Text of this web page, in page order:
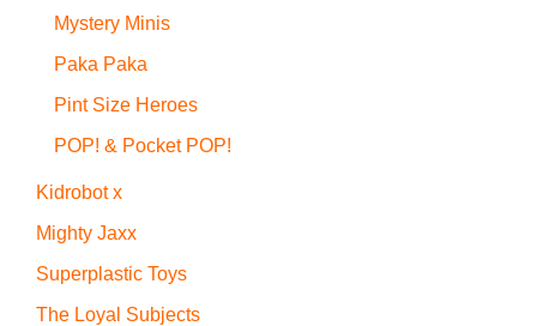
Mystery Minis
Paka Paka
Pint Size Heroes
POP! & Pocket POP!
Kidrobot x
Mighty Jaxx
Superplastic Toys
The Loyal Subjects